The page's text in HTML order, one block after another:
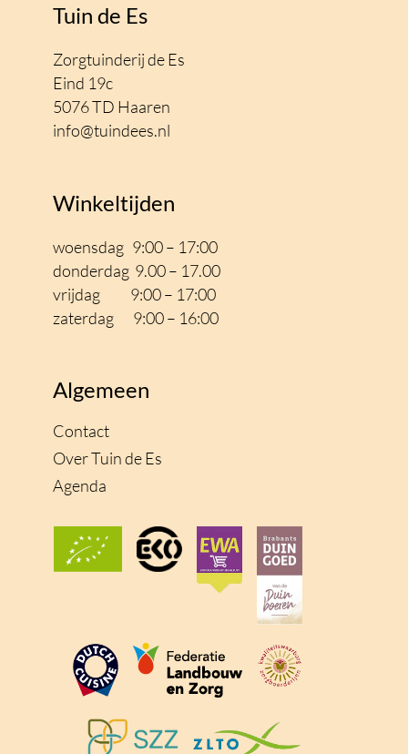
Tuin de Es
Zorgtuinderij de Es
Eind 19c
5076 TD Haaren
info@tuindees.nl
Winkeltijden
woensdag 9:00 – 17:00
donderdag 9.00 – 17.00
vrijdag 9:00 – 17:00
zaterdag 9:00 – 16:00
Algemeen
Contact
Over Tuin de Es
Agenda